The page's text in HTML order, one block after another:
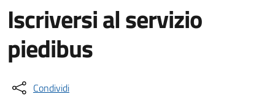
Iscriversi al servizio
piedibus
Condividi